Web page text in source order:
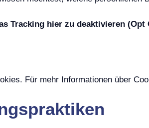
Tracking hier zu deaktivieren (Opt
Für mehr Informationen über